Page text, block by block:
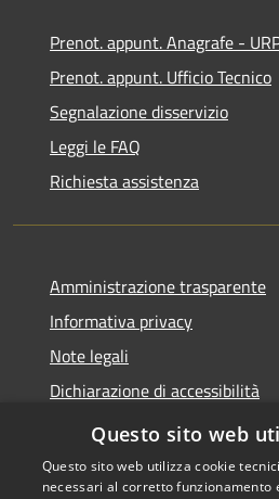
Prenot. appunt. Anagrafe -
Prenot. appunt. Ufficio Tecnico
Segnalazione disservizio
Leggi le FAQ
Richiesta assistenza
Amministrazione trasparente
Informativa privacy
Note legali
Dichiarazione di accessibilità
Whistleblowing
Questo sito web
Questo sito web utilizza cookie
necessari al corretto funzionamento